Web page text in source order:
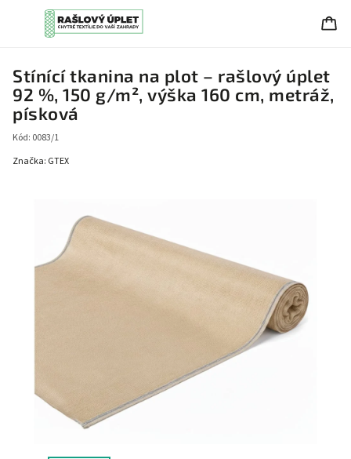
Stínící tkanina na plot – rašlový úplet
92 %, 150 g/m², výška 160 cm, metráž,
písková
Kód: 0083/1
Značka: GTEX